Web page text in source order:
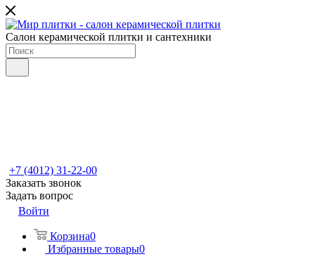
Салон керамической плитки и сантехники
+7 (4012) 31-22-00
Заказать звонок
Задать вопрос
Войти
Корзина0
Избранные товары0